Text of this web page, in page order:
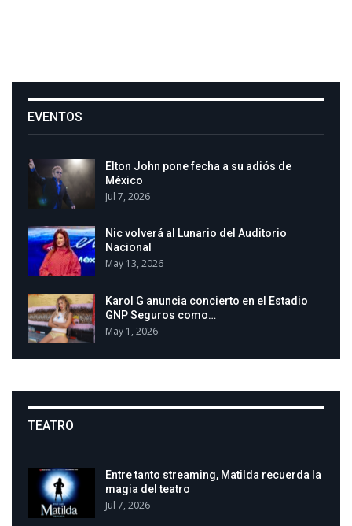
EVENTOS
Elton John pone fecha a su adiós de
México
Jul 7, 2026
Nic volverá al Lunario del Auditorio
Nacional
May 13, 2026
Karol G anuncia concierto en el Estadio
GNP Seguros como…
May 1, 2026
TEATRO
Entre tanto streaming, Matilda recuerda la
magia del teatro
Jul 7, 2026